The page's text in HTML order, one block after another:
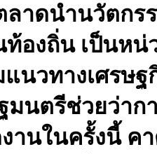
าดนำนวัตกร
องถิ่น เป็นหน่
นวทางเศรษ
นตรีช่วยว่าก
านในครั้งนี้ ค